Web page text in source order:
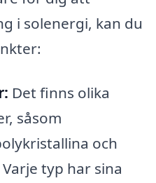
i solenergi, kan du
Det finns olika
såsom
och
typ har sina